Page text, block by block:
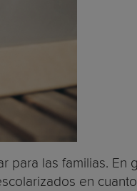
las familias.
en